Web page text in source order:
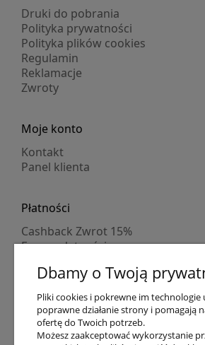
Druki do pobrania
Polityka prywatności
Polityka plików cookies
Regulamin
Reklamacje
Zwroty
Moje konto
Kontakt
Panel klienta
Płatności
Cashback Zwrot 15%
Formy płatności
Numer konta
PayPo kupujesz, nie płacisz
Progi rabatowe
Promocje
Dbamy o Twoją
Pliki cookies i pokrewne im technologie
poprawne działanie strony i pomagają
ofertę do Twoich potrzeb.
Możesz zaakceptować wykorzystanie